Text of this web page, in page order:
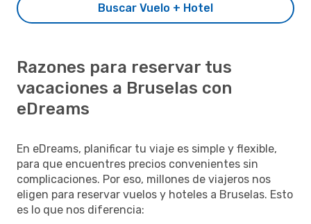
Buscar Vuelo + Hotel
Razones para reservar tus
vacaciones a Bruselas con
eDreams
En eDreams, planificar tu viaje es simple y flexible,
para que encuentres precios convenientes sin
complicaciones. Por eso, millones de viajeros nos
eligen para reservar vuelos y hoteles a Bruselas. Esto
es lo que nos diferencia: